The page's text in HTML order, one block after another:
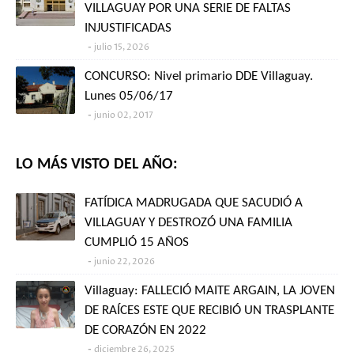
VILLAGUAY POR UNA SERIE DE FALTAS
INJUSTIFICADAS
julio 15, 2026
CONCURSO: Nivel primario DDE Villaguay.
Lunes 05/06/17
junio 02, 2017
LO MÁS VISTO DEL AÑO:
FATÍDICA MADRUGADA QUE SACUDIÓ A
VILLAGUAY Y DESTROZÓ UNA FAMILIA
CUMPLIÓ 15 AÑOS
junio 22, 2026
Villaguay: FALLECIÓ MAITE ARGAIN, LA JOVEN
DE RAÍCES ESTE QUE RECIBIÓ UN TRASPLANTE
DE CORAZÓN EN 2022
diciembre 26, 2025